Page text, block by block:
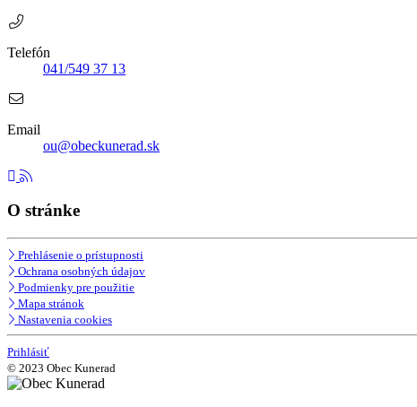
Telefón
041/549 37 13
Email
ou@obeckunerad.sk
O stránke
Prehlásenie o prístupnosti
Ochrana osobných údajov
Podmienky pre použitie
Mapa stránok
Nastavenia cookies
Prihlásiť
© 2023 Obec Kunerad